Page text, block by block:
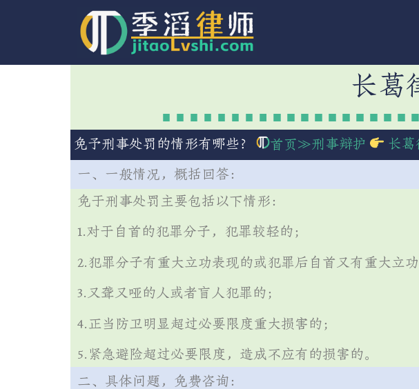
长葛
免予刑事处罚的情形有哪些？ 首页≫刑事辩护 长葛
一、一般情况，概括回答：
免于刑事处罚主要包括以下情形：
1.对于自首的犯罪分子，犯罪较轻的；
2.犯罪分子有重大立功表现的或犯罪后自首又有重大立功
3.又聋又哑的人或者盲人犯罪的；
4.正当防卫明显超过必要限度重大损害的；
5.紧急避险超过必要限度，造成不应有的损害的。
二、具体问题，免费咨询：